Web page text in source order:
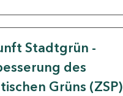
Stadtgrün -
des
Grüns (ZSP)